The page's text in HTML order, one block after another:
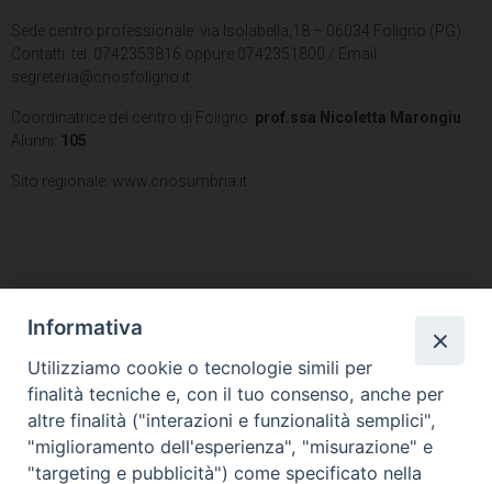
Sede centro professionale: via Isolabella,18 – 06034 Foligno (PG)
Contatti: tel. 0742353816 oppure 0742351800 / Email:
segreteria@cnosfoligno.it
Coordinatrice del centro di Foligno: prof.ssa Nicoletta Marongiu
Alunni: 105
Sito regionale: www.cnosumbria.it
HOME VESCOVO ORARI MESSE
CURIA VESCOVILE
TUTELA MINORI
UFFICI PASTORALI PERSONE
VITA CONSACRATA
DOCUMENTI
CONTATTI
Copyright © 2018 Diocesi di Foligno /Curia . Piazza Mons. Faloci 3 - 06034
Informativa
Utilizziamo cookie o tecnologie simili per
finalità tecniche e, con il tuo consenso, anche per
altre finalità ("interazioni e funzionalità semplici",
"miglioramento dell'esperienza", "misurazione" e
"targeting e pubblicità") come specificato nella